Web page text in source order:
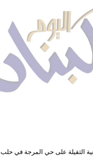
الثقيلة على حي المرجة في حلب